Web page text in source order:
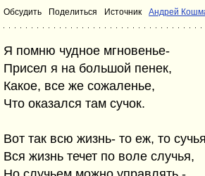
Обсудить Поделиться Источник Андрей
Я помню чудное мгновенье-
Присел я на большой пенек,
Какое, все же сожаленье,
Что оказался там сучок.
Вот так всю жизнь- то еж, то
Вся жизнь течет по воле случья,